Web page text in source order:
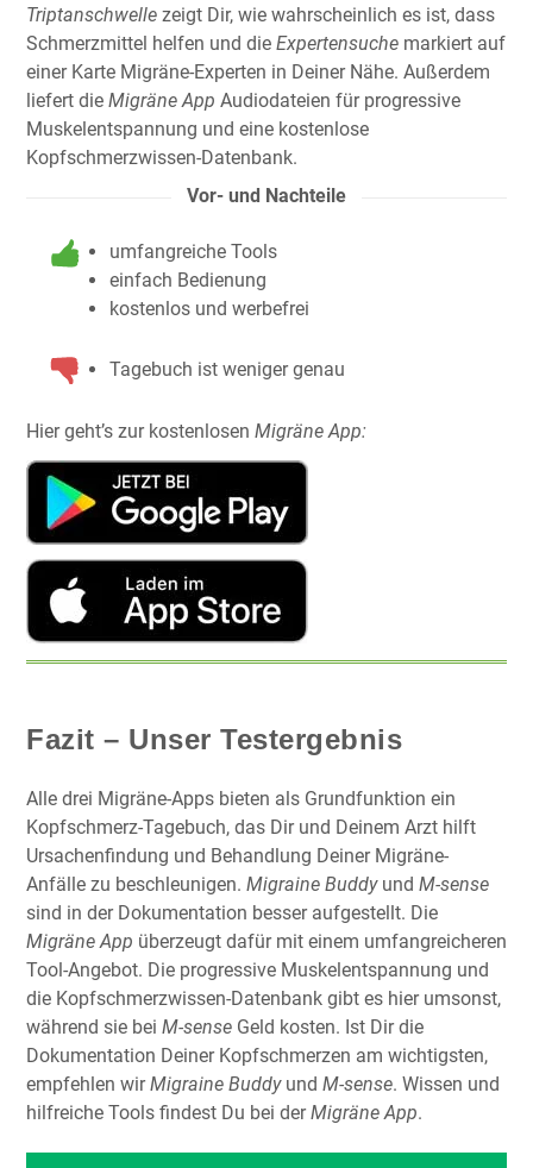
Triptanschwelle zeigt Dir, wie wahrscheinlich es ist, dass
Schmerzmittel helfen und die Expertensuche markiert auf
einer Karte Migräne-Experten in Deiner Nähe. Außerdem
liefert die Migräne App Audiodateien für progressive
Muskelentspannung und eine kostenlose
Kopfschmerzwissen-Datenbank.
Vor- und Nachteile
umfangreiche Tools
einfach Bedienung
kostenlos und werbefrei
Tagebuch ist weniger genau
Hier geht’s zur kostenlosen Migräne App:
Fazit – Unser Testergebnis
Alle drei Migräne-Apps bieten als Grundfunktion ein
Kopfschmerz-Tagebuch, das Dir und Deinem Arzt hilft
Ursachenfindung und Behandlung Deiner Migräne-
Anfälle zu beschleunigen. Migraine Buddy und M-sense
sind in der Dokumentation besser aufgestellt. Die
Migräne App überzeugt dafür mit einem umfangreicheren
Tool-Angebot. Die progressive Muskelentspannung und
die Kopfschmerzwissen-Datenbank gibt es hier umsonst,
während sie bei M-sense Geld kosten. Ist Dir die
Dokumentation Deiner Kopfschmerzen am wichtigsten,
empfehlen wirMigraine Buddy und M-sense. Wissen und
hilfreiche Tools findest Du bei derMigräne App.